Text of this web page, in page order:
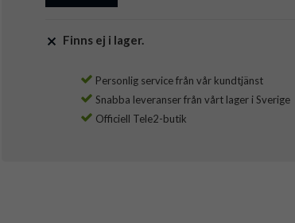
Finns ej i lager.
Personlig service från vår kundtjänst
Snabba leveranser från vårt lager i Sverige
Officiell Tele2-butik